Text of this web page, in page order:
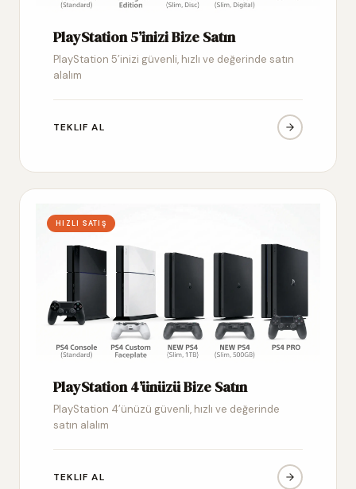
PlayStation 5’inizi Bize Satın
PlayStation 5’inizi güvenli, hızlı ve değerinde satın
alalım
TEKLIF AL
HIZLI SATIŞ
PlayStation 4’ünüzü Bize Satın
PlayStation 4’ünüzü güvenli, hızlı ve değerinde
satın alalım
TEKLIF AL